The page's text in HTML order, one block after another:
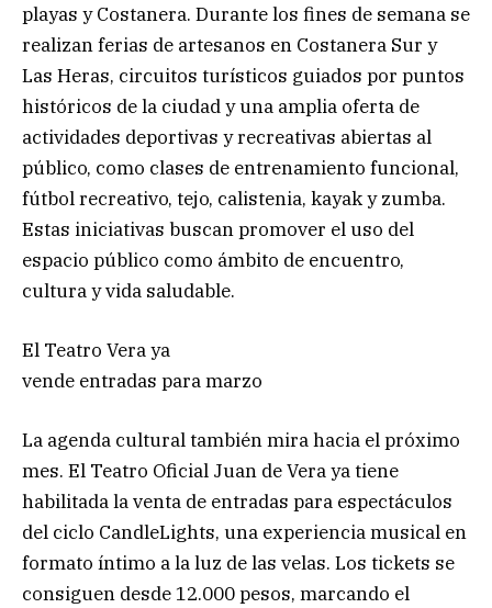
playas y Costanera. Durante los fines de semana se
realizan ferias de artesanos en Costanera Sur y
Las Heras, circuitos turísticos guiados por puntos
históricos de la ciudad y una amplia oferta de
actividades deportivas y recreativas abiertas al
público, como clases de entrenamiento funcional,
fútbol recreativo, tejo, calistenia, kayak y zumba.
Estas iniciativas buscan promover el uso del
espacio público como ámbito de encuentro,
cultura y vida saludable.
El Teatro Vera ya
vende entradas para marzo
La agenda cultural también mira hacia el próximo
mes. El Teatro Oficial Juan de Vera ya tiene
habilitada la venta de entradas para espectáculos
del ciclo CandleLights, una experiencia musical en
formato íntimo a la luz de las velas. Los tickets se
consiguen desde 12.000 pesos, marcando el